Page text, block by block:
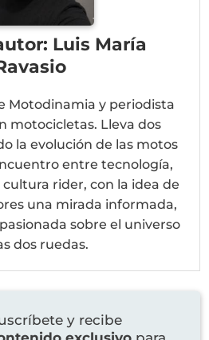
Luis María
Motodinamia y periodista
motocicletas. Lleva dos
la evolución de las motos
entre tecnología,
rider, con la idea de
una mirada informada,
sobre el universo
dos ruedas.
y recibe